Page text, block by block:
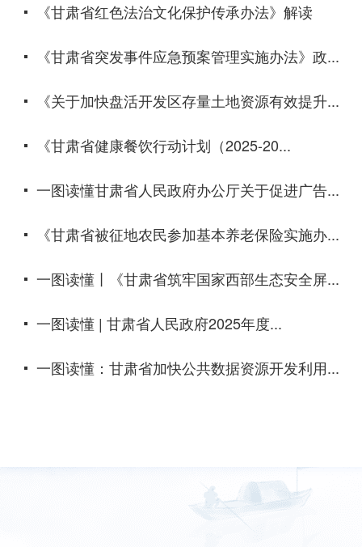
《甘肃省红色法治文化保护传承办法》解读
《甘肃省突发事件应急预案管理实施办法》政...
《关于加快盘活开发区存量土地资源有效提升...
《甘肃省健康餐饮行动计划（2025-20...
一图读懂甘肃省人民政府办公厅关于促进广告...
《甘肃省被征地农民参加基本养老保险实施办...
一图读懂丨《甘肃省筑牢国家西部生态安全屏...
一图读懂 | 甘肃省人民政府2025年度...
一图读懂：甘肃省加快公共数据资源开发利用...